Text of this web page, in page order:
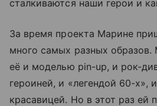
сталкиваются наши герои и
За время проекта Марине
много самых разных
её и моделью pin-up, и рок-
героиней, и «легендой 60-х»,
красавицей. Но в этот раз ей